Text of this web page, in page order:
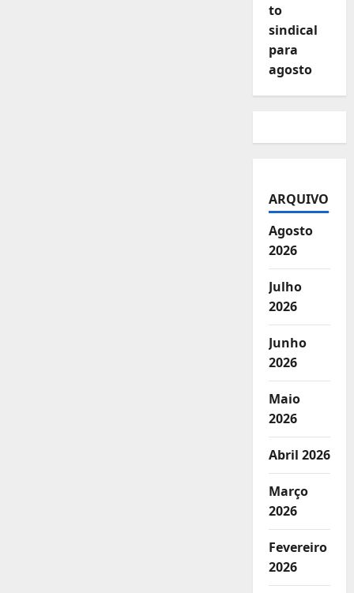
to
sindical
para
agosto
ARQUIVO
Agosto
2026
Julho
2026
Junho
2026
Maio
2026
Abril 2026
Março
2026
Fevereiro
2026